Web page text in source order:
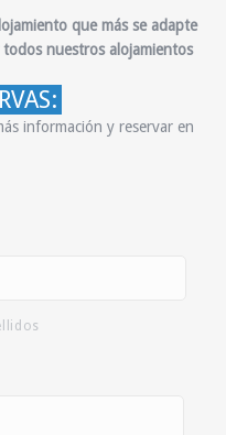
que más se adapte
todos nuestros alojamientos
información y reservar en